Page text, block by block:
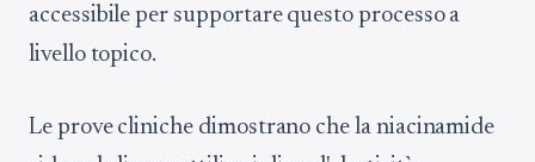
accessibile per supportare questo processo a
livello topico.
Le prove cliniche dimostrano che la niacinamide